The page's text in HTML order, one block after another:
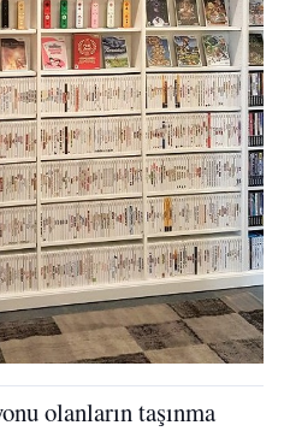
olanların taşınma